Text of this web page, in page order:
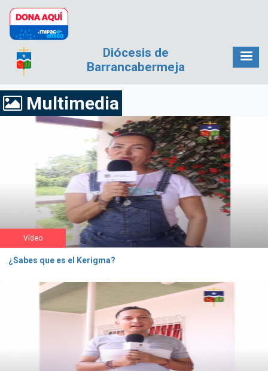
Pasar al contenido principal
Diócesis de
Barrancabermeja
Multimedia
Vídeo
¿Sabes que es el Kerigma?